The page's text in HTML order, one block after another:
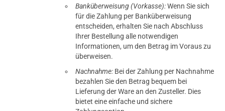
Banküberweisung (Vorkasse):Wenn Sie sich
für die Zahlung per Banküberweisung
entscheiden, erhalten Sie nach Abschluss
Ihrer Bestellung alle notwendigen
Informationen, um den Betrag im Voraus zu
überweisen.
Nachnahme: Bei der Zahlung per Nachnahme
bezahlen Sie den Betrag bequem bei
Lieferung der Ware an den Zusteller. Dies
bietet eine einfache und sichere